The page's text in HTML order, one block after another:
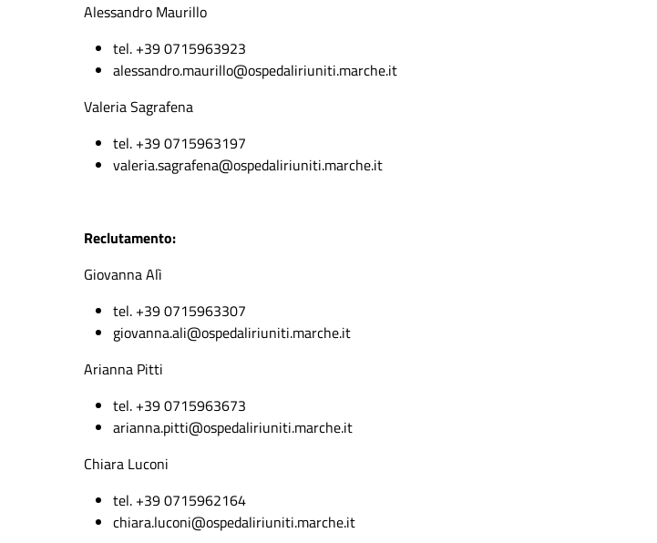
Alessandro Maurillo
tel. +39 0715963923
alessandro.maurillo@ospedaliriuniti.marche.it
Valeria Sagrafena
tel. +39 0715963197
valeria.sagrafena@ospedaliriuniti.marche.it
Reclutamento:
Giovanna Alì
tel. +39 0715963307
giovanna.ali@ospedaliriuniti.marche.it
Arianna Pitti
tel. +39 0715963673
arianna.pitti@ospedaliriuniti.marche.it
Chiara Luconi
tel. +39 0715962164
chiara.luconi@ospedaliriuniti.marche.it